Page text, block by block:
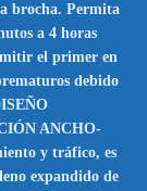
brocha. Permita
a 4 horas
el primer en
debido
ANCHO-
y tráfico, es
expandido de